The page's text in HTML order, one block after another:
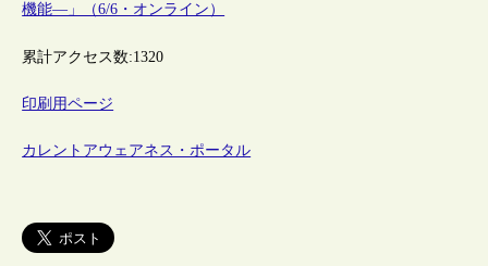
機能―」（6/6・オンライン）
累計アクセス数:1320
印刷用ページ
カレントアウェアネス・ポータル